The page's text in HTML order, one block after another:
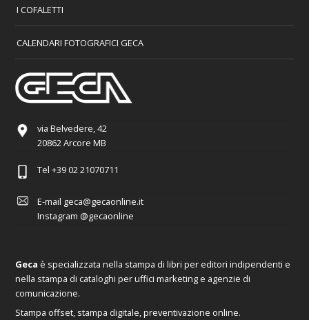
I COFALETTI
CALENDARI FOTOGRAFICI GECA
via Belvedere, 42
20862 Arcore MB
Tel +39 02 21070711
E-mail geca@gecaonline.it
Instagram @gecaonline
Geca è specializzata nella stampa di libri per editori indipendenti e
nella stampa di cataloghi per uffici marketing e agenzie di
comunicazione.
Stampa offset, stampa digitale, preventivazione online.